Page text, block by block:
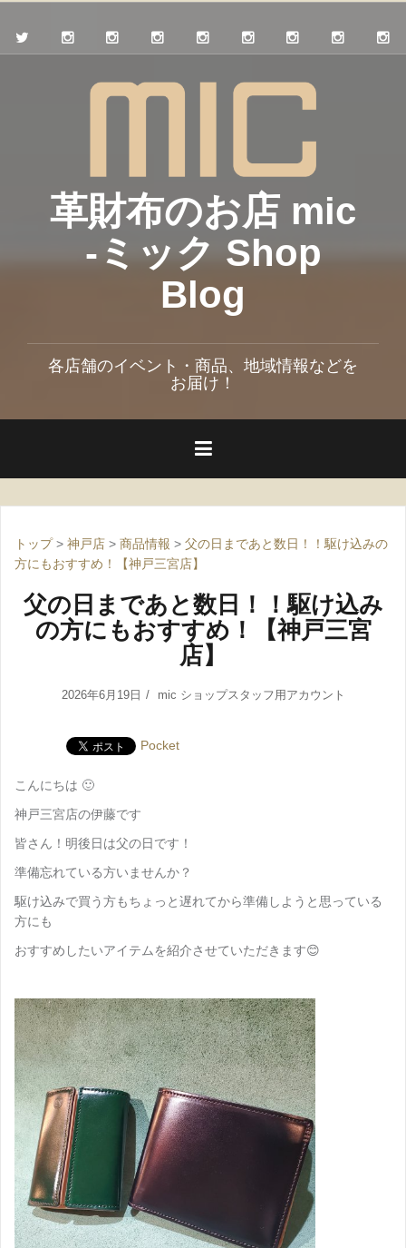
革財布のお店 mic
-ミック Shop
Blog
各店舗のイベント・商品、地域情報などを
お届け！
トップ> 神戸店 > 商品情報 > 父の日まであと数日！！駆け込みの
方にもおすすめ！【神戸三宮店】
父の日まであと数日！！駆け込み
の方にもおすすめ！【神戸三宮
店】
2026年6月19日 mic ショップスタッフ用アカウント
Pocket
こんにちは 🙂
神戸三宮店の伊藤です
皆さん！明後日は父の日です！
準備忘れている方いませんか？
駆け込みで買う方もちょっと遅れてから準備しようと思っている
方にも
おすすめしたいアイテムを紹介させていただきます😊